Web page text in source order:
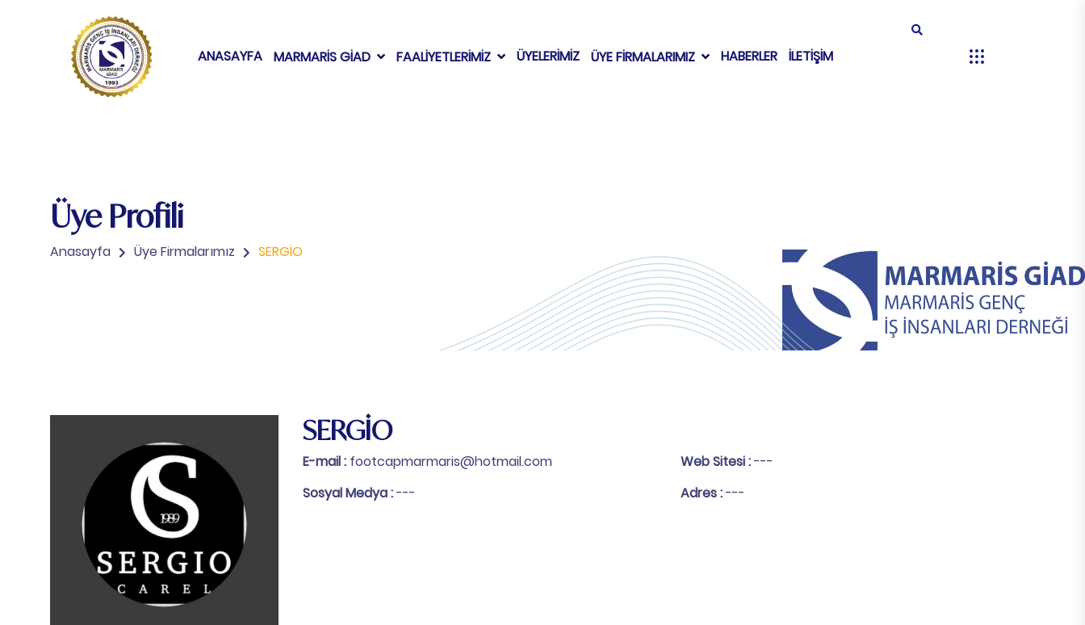
ANASAYFA MARMARİS GİAD FAALİYETLERİMİZ ÜYELERİMİZ ÜYE FİRMALARIMIZ HABERLER İLETİŞİM
Üye Profili
Anasayfa Üye Firmalarımız SERGİO
SERGİO
E-mail : footcapmarmaris@hotmail.com Web Sitesi :---
Sosyal Medya :--- Adres :---